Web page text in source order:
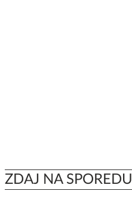
ZDAJ NA SPOREDU